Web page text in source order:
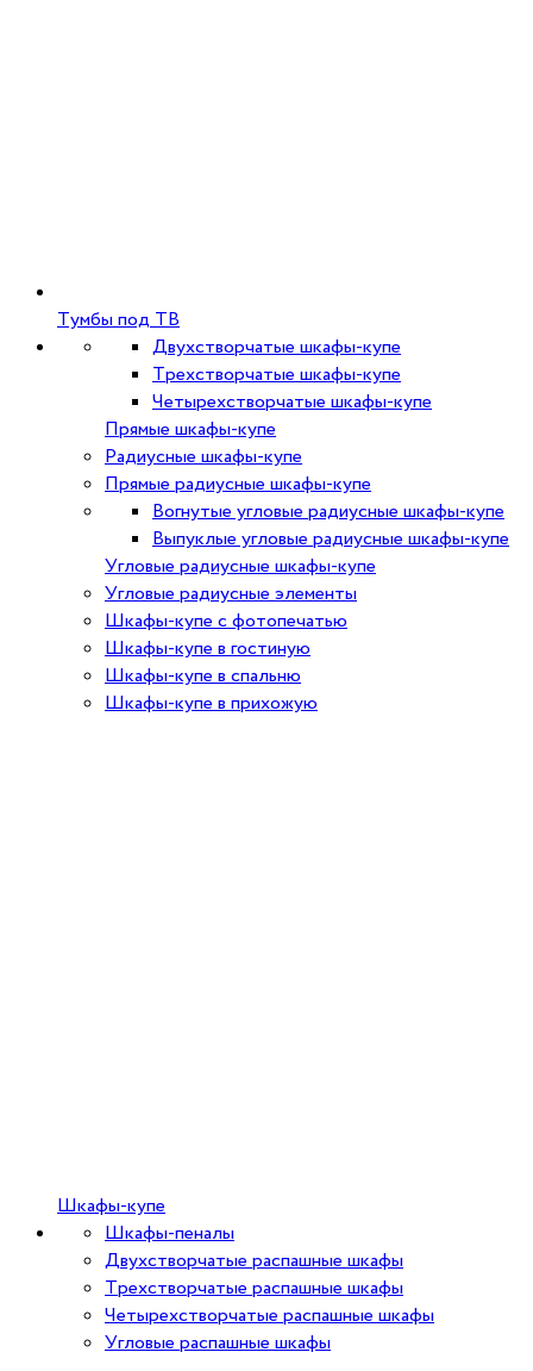
Тумбы под ТВ
Двухстворчатые шкафы-купе
Трехстворчатые шкафы-купе
Четырехстворчатые шкафы-купе
Прямые шкафы-купе
Радиусные шкафы-купе
Прямые радиусные шкафы-купе
Вогнутые угловые радиусные шкафы-купе
Выпуклые угловые радиусные шкафы-купе
Угловые радиусные шкафы-купе
Угловые радиусные элементы
Шкафы-купе с фотопечатью
Шкафы-купе в гостиную
Шкафы-купе в спальню
Шкафы-купе в прихожую
Шкафы-купе
Шкафы-пеналы
Двухстворчатые распашные шкафы
Трехстворчатые распашные шкафы
Четырехстворчатые распашные шкафы
Угловые распашные шкафы